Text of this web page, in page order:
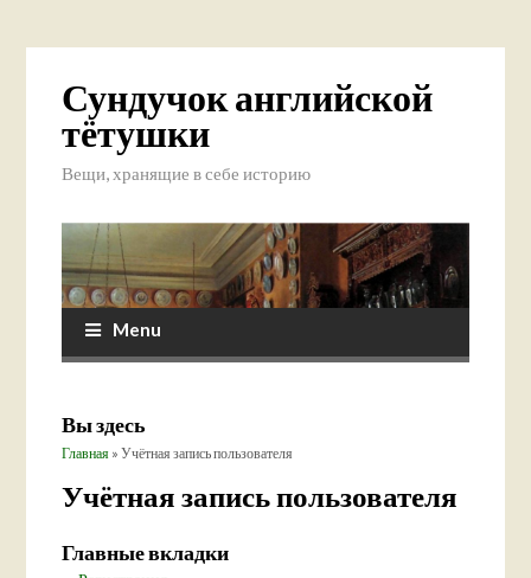
Сундучок английской
тётушки
Вещи, хранящие в себе историю
Menu
Вы здесь
Главная » Учётная запись пользователя
Учётная запись пользователя
Главные вкладки